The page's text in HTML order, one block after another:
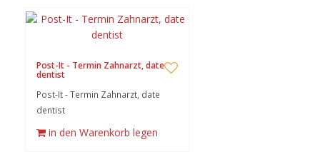
Post-It - Termin Zahnarzt, date
dentist
Post-It - Termin Zahnarzt, date
dentist
in den Warenkorb legen